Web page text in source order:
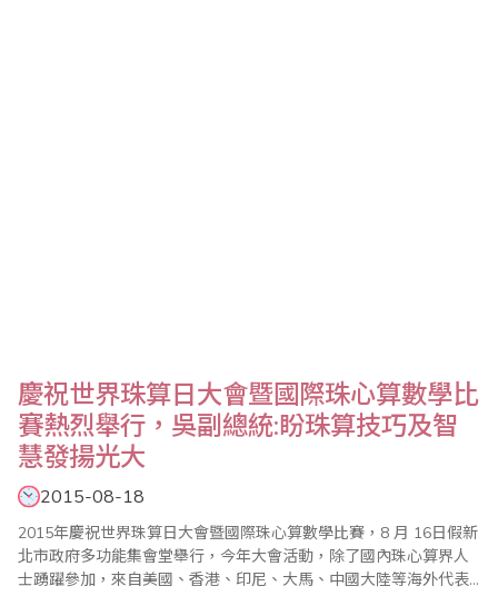
慶祝世界珠算日大會暨國際珠心算數學比
賽熱烈舉行，吳副總統:盼珠算技巧及智
慧發揚光大
2015-08-18
2015年慶祝世界珠算日大會暨國際珠心算數學比賽，8 月 16日假新
北市政府多功能集會堂舉行，今年大會活動，除了國內珠心算界人
士踴躍參加，來自美國、香港、印尼、大馬、中國大陸等海外代表